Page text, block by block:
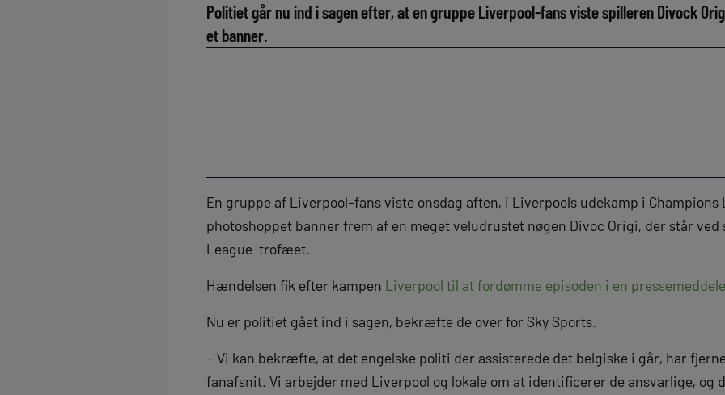
Politiet går nu ind i sagen efter, at en gruppe Liverpool-fans viste spilleren Divock
et banner.
En gruppe af Liverpool-fans viste onsdag aften, i Liverpools udekamp i Champions
photoshoppet banner frem af en meget veludrustet nøgen Divoc Origi, der står ved
League-trofæet.
Hændelsen fik efter kampen Liverpool til at fordømme episoden i en
Nu er politiet gået ind i sagen, bekræfte de over for Sky Sports.
– Vi kan bekræfte, at det engelske politi der assisterede det belgiske i går, har
fanafsnit. Vi arbejder med Liverpool og lokale om at identificerer de ansvarlige, og